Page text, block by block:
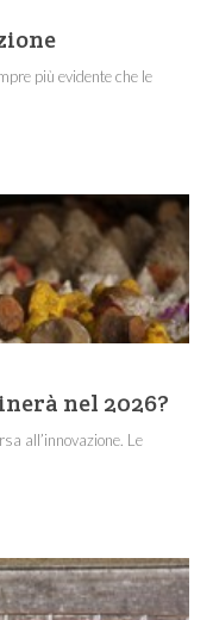
più evidente che le
nel 2026?
all’innovazione. Le